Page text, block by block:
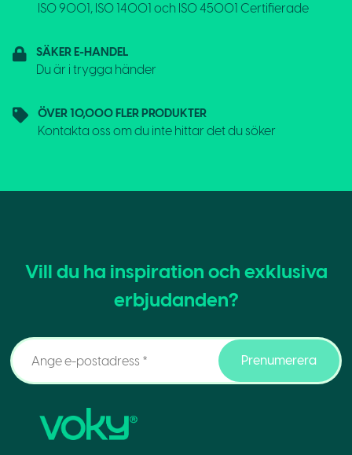
ISO 9001, ISO 14001 och ISO 45001 Certifierade
SÄKER E-HANDEL
Du är i trygga händer
ÖVER 10,000 FLER PRODUKTER
Kontakta oss om du inte hittar det du söker
Vill du ha inspiration och exklusiva
erbjudanden?
Prenumerera